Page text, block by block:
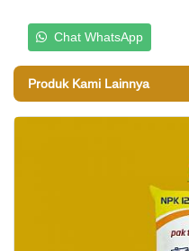
Chat WhatsApp
Produk Kami Lainnya